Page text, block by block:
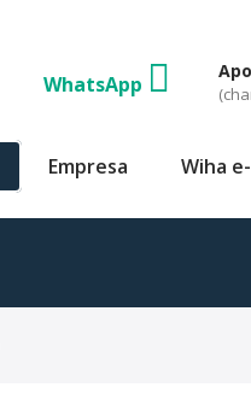
WhatsApp
Empresa Wiha